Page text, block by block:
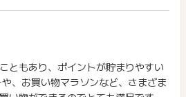
ともあり、ポイントが貯まりやすい
、お買い物マラソンなど、さまざま